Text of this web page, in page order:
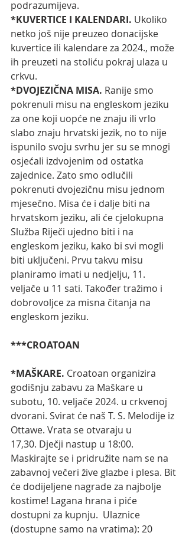
podrazumijeva.
*KUVERTICE I KALENDARI. Ukoliko
netko još nije preuzeo donacijske
kuvertice ili kalendare za 2024., može
ih preuzeti na stoliću pokraj ulaza u
crkvu.
*DVOJEZIČNA MISA. Ranije smo
pokrenuli misu na engleskom jeziku
za one koji uopće ne znaju ili vrlo
slabo znaju hrvatski jezik, no to nije
ispunilo svoju svrhu jer su se mnogi
osjećali izdvojenim od ostatka
zajednice. Zato smo odlučili
pokrenuti dvojezičnu misu jednom
mjesečno. Misa će i dalje biti na
hrvatskom jeziku, ali će cjelokupna
Služba Riječi ujedno biti i na
engleskom jeziku, kako bi svi mogli
biti uključeni. Prvu takvu misu
planiramo imati u nedjelju, 11.
veljače u 11 sati. Također tražimo i
dobrovoljce za misna čitanja na
engleskom jeziku.
***CROATOAN
*MAŠKARE. Croatoan organizira
godišnju zabavu za Maškare u
subotu, 10. veljače 2024. u crkvenoj
dvorani. Svirat će naš T. S. Melodije iz
Ottawe. Vrata se otvaraju u
17,30. Dječji nastup u 18:00.
Maskirajte se i pridružite nam se na
zabavnoj večeri žive glazbe i plesa. Bit
će dodijeljene nagrade za najbolje
kostime! Lagana hrana i piće
dostupni za kupnju.  Ulaznice
(dostupne samo na vratima): 20